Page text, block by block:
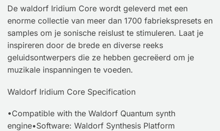
De waldorf Iridium Core wordt geleverd met een
enorme collectie van meer dan 1700 fabriekspresets en
samples om je sonische reislust te stimuleren. Laat je
inspireren door de brede en diverse reeks
geluidsontwerpers die ze hebben gecreëerd om je
muzikale inspanningen te voeden.
Waldorf Iridium Core Specification
•Compatible with the Waldorf Quantum synth
engine•Software: Waldorf Synthesis Platform